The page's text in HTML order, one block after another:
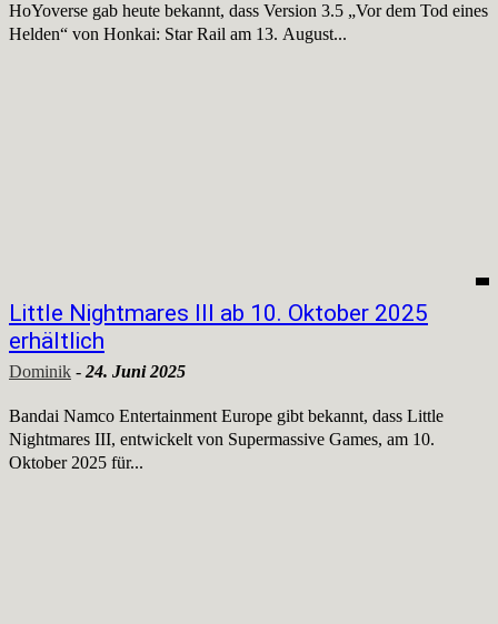
HoYoverse gab heute bekannt, dass Version 3.5 „Vor dem Tod eines
Helden“ von Honkai: Star Rail am 13. August...
Little Nightmares III ab 10. Oktober 2025
erhältlich
Dominik - 24. Juni 2025
Bandai Namco Entertainment Europe gibt bekannt, dass Little
Nightmares III, entwickelt von Supermassive Games, am 10.
Oktober 2025 für...